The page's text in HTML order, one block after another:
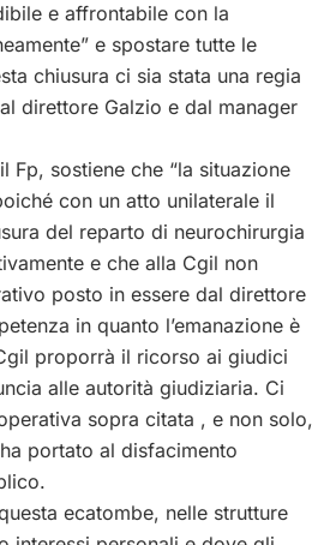
e affrontabile con la
e spostare tutte le
chiusura ci sia stata una regia
direttore Galzio e dal manager
Fp, sostiene che “la situazione
con un atto unilaterale il
del reparto di neurochirurgia
e che alla Cgil non
posto in essere dal direttore
in quanto l’emanazione è
proporrà il ricorso ai giudici
alle autorità giudiziaria. Ci
sopra citata , e non solo,
portato al disfacimento
ecatombe, nelle strutture